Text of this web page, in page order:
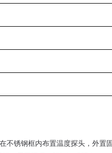
不锈钢框内布置温度探头，外置